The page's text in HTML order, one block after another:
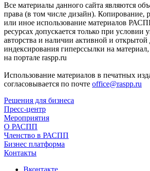
Все материалы данного сайта являются
права (в том числе дизайн). Копирование,
или иное использование материалов
ресурсах допускается только при условии
авторства и наличии активной и открытой
индексирования гиперссылки на
на портале raspp.ru
Использование материалов в печатных
согласовывается по почте office@raspp.ru
Решения для бизнеса
Пресс-центр
Мероприятия
О РАСПП
Членство в РАСПП
Бизнес платформа
Контакты
Вконтакте